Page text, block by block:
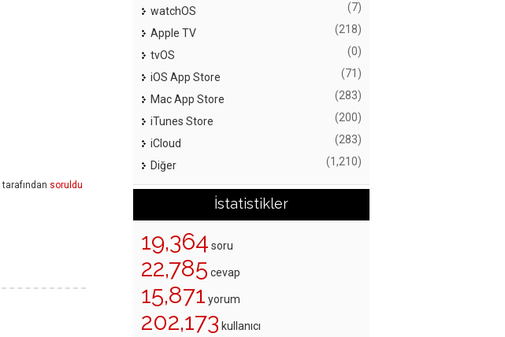
tarafından soruldu
watchOS (7)
Apple TV (218)
tvOS (0)
iOS App Store (71)
Mac App Store (283)
iTunes Store (200)
iCloud (283)
Diğer (1,210)
İstatistikler
19,364 soru
22,785 cevap
15,871 yorum
202,173 kullanıcı